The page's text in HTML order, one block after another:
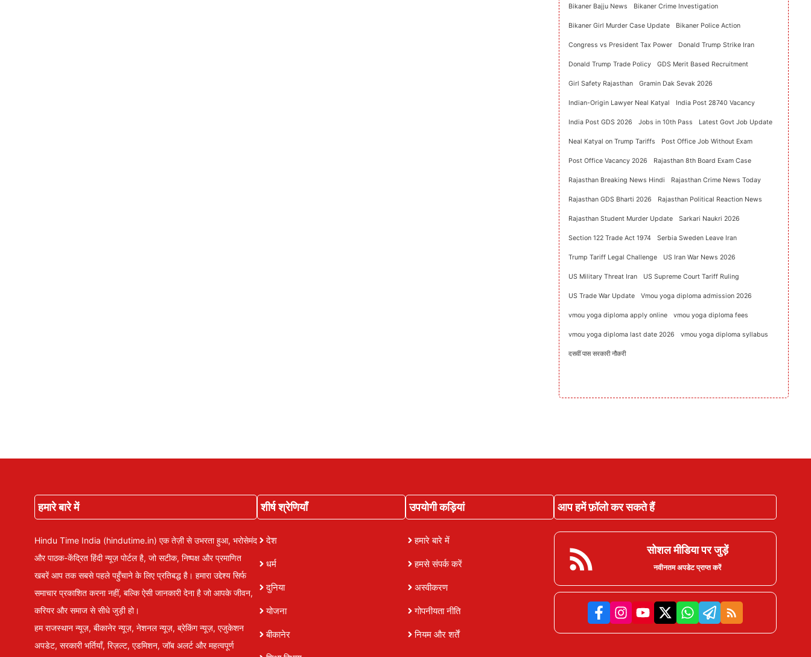
Bikaner Bajju News Bikaner Crime Investigation
Bikaner Girl Murder Case Update Bikaner Police Action
Congress vs President Tax Power Donald Trump Strike Iran
Donald Trump Trade Policy GDS Merit Based Recruitment
Girl Safety Rajasthan Gramin Dak Sevak 2026
Indian-Origin Lawyer Neal Katyal India Post 28740 Vacancy
India Post GDS 2026 Jobs in 10th Pass Latest Govt Job Update
Neal Katyal on Trump Tariffs Post Office Job Without Exam
Post Office Vacancy 2026 Rajasthan 8th Board Exam Case
Rajasthan Breaking News Hindi Rajasthan Crime News Today
Rajasthan GDS Bharti 2026 Rajasthan Political Reaction News
Rajasthan Student Murder Update Sarkari Naukri 2026
Section 122 Trade Act 1974 Serbia Sweden Leave Iran
Trump Tariff Legal Challenge US Iran War News 2026
US Military Threat Iran US Supreme Court Tariff Ruling
US Trade War Update Vmou yoga diploma admission 2026
vmou yoga diploma apply online vmou yoga diploma fees
vmou yoga diploma last date 2026 vmou yoga diploma syllabus
दसवीं पास सरकारी नौकरी
हमारे बारे में
Hindu Time India (hindutime.in) एक तेज़ी से उभरता हुआ, भरोसेमंद
और पाठक-केंद्रित हिंदी न्यूज़ पोर्टल है, जो सटीक, निष्पक्ष और प्रमाणित
खबरें आप तक सबसे पहले पहुँचाने के लिए प्रतिबद्ध है। हमारा उद्देश्य सिर्फ
समाचार प्रकाशित करना नहीं, बल्कि ऐसी जानकारी देना है जो आपके जीवन,
करियर और समाज से सीधे जुड़ी हो।
हम राजस्थान न्यूज़, बीकानेर न्यूज़, नेशनल न्यूज़, ब्रेकिंग न्यूज़, एजुकेशन
अपडेट, सरकारी भर्तियाँ, रिज़ल्ट, एडमिशन, जॉब अलर्ट और महत्वपूर्ण
शीर्ष श्रेणियाँ
देश
धर्म
दुनिया
योजना
बीकानेर
उपयोगी कड़ियां
हमारे बारे में
हमसे संपर्क करें
अस्वीकरण
गोपनीयता नीति
नियम और शर्तें
आप हमें फ़ॉलो कर सकते हैं
सोशल मीडिया पर जुड़ें
नवीनतम अपडेट प्राप्त करें